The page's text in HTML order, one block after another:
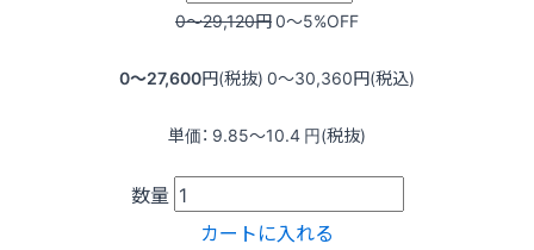
0〜29,120円0〜5%OFF
0〜27,600円(税抜) 0〜30,360円(税込)
単価： 9.85〜10.4 円(税抜)
数量
カートに入れる